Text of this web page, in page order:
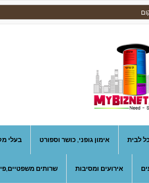
לבית אימון גופני, כושר וספורט בעלי
אירועים ומסיבות שרותים